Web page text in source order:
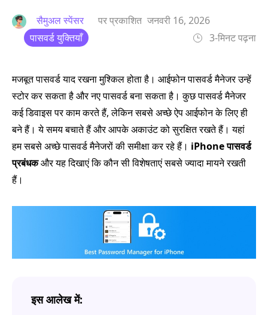
सैमुअल स्पेंसर पर प्रकाशित जनवरी 16, 2026
पासवर्ड युक्तियाँ
3-मिनट पढ़ना
मजबूत पासवर्ड याद रखना मुश्किल होता है। आईफोन पासवर्ड मैनेजर उन्हें
स्टोर कर सकता है और नए पासवर्ड बना सकता है। कुछ पासवर्ड मैनेजर
कई डिवाइस पर काम करते हैं, लेकिन सबसे अच्छे ऐप आईफोन के लिए ही
बने हैं। ये समय बचाते हैं और आपके अकाउंट को सुरक्षित रखते हैं। यहां
हम सबसे अच्छे पासवर्ड मैनेजरों की समीक्षा कर रहे हैं। iPhone पासवर्ड
प्रबंधकऔर यह दिखाएं कि कौन सी विशेषताएं सबसे ज्यादा मायने रखती
हैं।
इस आलेख में: